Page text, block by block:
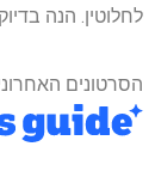
לחלוטין. הנה
הסרטונים